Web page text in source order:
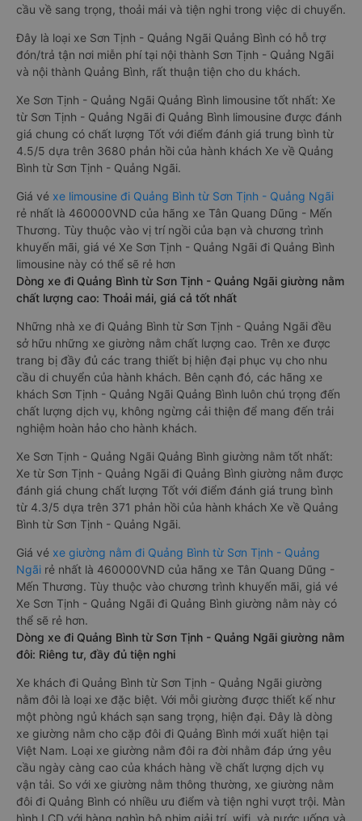
cầu về sang trọng, thoải mái và tiện nghi trong việc di chuyển.
Đây là loại xe Sơn Tịnh - Quảng Ngãi Quảng Bình có hỗ trợ
đón/trả tận nơi miễn phí tại nội thành Sơn Tịnh - Quảng Ngãi
và nội thành Quảng Bình, rất thuận tiện cho du khách.
Xe Sơn Tịnh - Quảng Ngãi Quảng Bình limousine tốt nhất: Xe
từ Sơn Tịnh - Quảng Ngãi đi Quảng Bình limousine được đánh
giá chung có chất lượng Tốt với điểm đánh giá trung bình từ
4.5/5 dựa trên 3680 phản hồi của hành khách Xe về Quảng
Bình từ Sơn Tịnh - Quảng Ngãi.
Giá vé xe limousine đi Quảng Bình từ Sơn Tịnh - Quảng Ngãi
rẻ nhất là 460000VND của hãng xe Tân Quang Dũng - Mến
Thương. Tùy thuộc vào vị trí ngồi của bạn và chương trình
khuyến mãi, giá vé Xe Sơn Tịnh - Quảng Ngãi đi Quảng Bình
limousine này có thể sẽ rẻ hơn
Dòng xe đi Quảng Bình từ Sơn Tịnh - Quảng Ngãi giường nằm
chất lượng cao: Thoải mái, giá cả tốt nhất
Những nhà xe đi Quảng Bình từ Sơn Tịnh - Quảng Ngãi đều
sở hữu những xe giường nằm chất lượng cao. Trên xe được
trang bị đầy đủ các trang thiết bị hiện đại phục vụ cho nhu
cầu di chuyển của hành khách. Bên cạnh đó, các hãng xe
khách Sơn Tịnh - Quảng Ngãi Quảng Bình luôn chú trọng đến
chất lượng dịch vụ, không ngừng cải thiện để mang đến trải
nghiệm hoàn hảo cho hành khách.
Xe Sơn Tịnh - Quảng Ngãi Quảng Bình giường nằm tốt nhất:
Xe từ Sơn Tịnh - Quảng Ngãi đi Quảng Bình giường nằm được
đánh giá chung chất lượng Tốt với điểm đánh giá trung bình
từ 4.3/5 dựa trên 371 phản hồi của hành khách Xe về Quảng
Bình từ Sơn Tịnh - Quảng Ngãi.
Giá vé xe giường nằm đi Quảng Bình từ Sơn Tịnh - Quảng
Ngãi rẻ nhất là 460000VND của hãng xe Tân Quang Dũng -
Mến Thương. Tùy thuộc vào chương trình khuyến mãi, giá vé
Xe Sơn Tịnh - Quảng Ngãi đi Quảng Bình giường nằm này có
thể sẽ rẻ hơn.
Dòng xe đi Quảng Bình từ Sơn Tịnh - Quảng Ngãi giường nằm
đôi: Riêng tư, đầy đủ tiện nghi
Xe khách đi Quảng Bình từ Sơn Tịnh - Quảng Ngãi giường
nằm đôi là loại xe đặc biệt. Với mỗi giường được thiết kế như
một phòng ngủ khách sạn sang trọng, hiện đại. Đây là dòng
xe giường nằm cho cặp đôi đi Quảng Bình mới xuất hiện tại
Việt Nam. Loại xe giường nằm đôi ra đời nhằm đáp ứng yêu
cầu ngày càng cao của khách hàng về chất lượng dịch vụ
vận tải. So với xe giường nằm thông thường, xe giường nằm
đôi đi Quảng Bình có nhiều ưu điểm và tiện nghi vượt trội. Màn
hình LCD với hàng nghìn bộ phim giải trí, wifi, và nước uống và